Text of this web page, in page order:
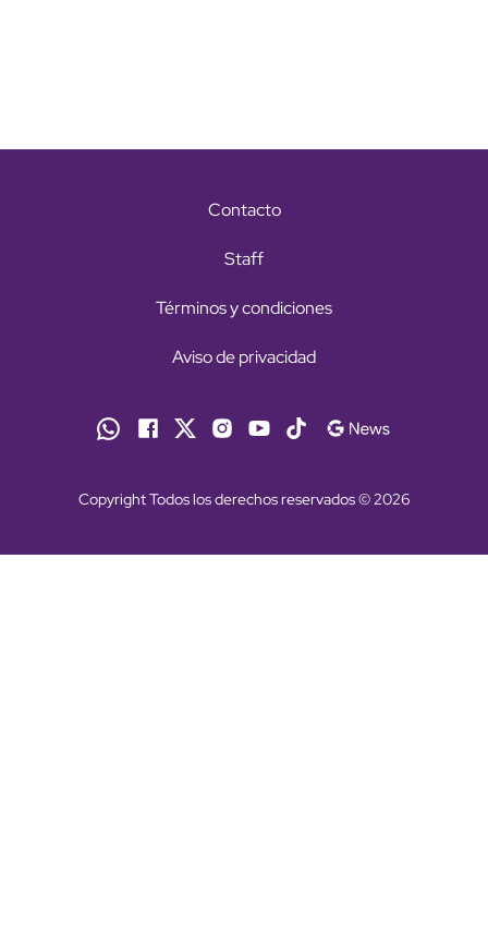
Contacto
Staff
Términos y condiciones
Aviso de privacidad
Copyright Todos los derechos reservados © 2026